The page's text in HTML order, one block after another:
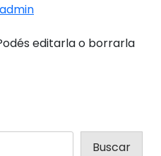
admin
editarla o borrarla
Buscar